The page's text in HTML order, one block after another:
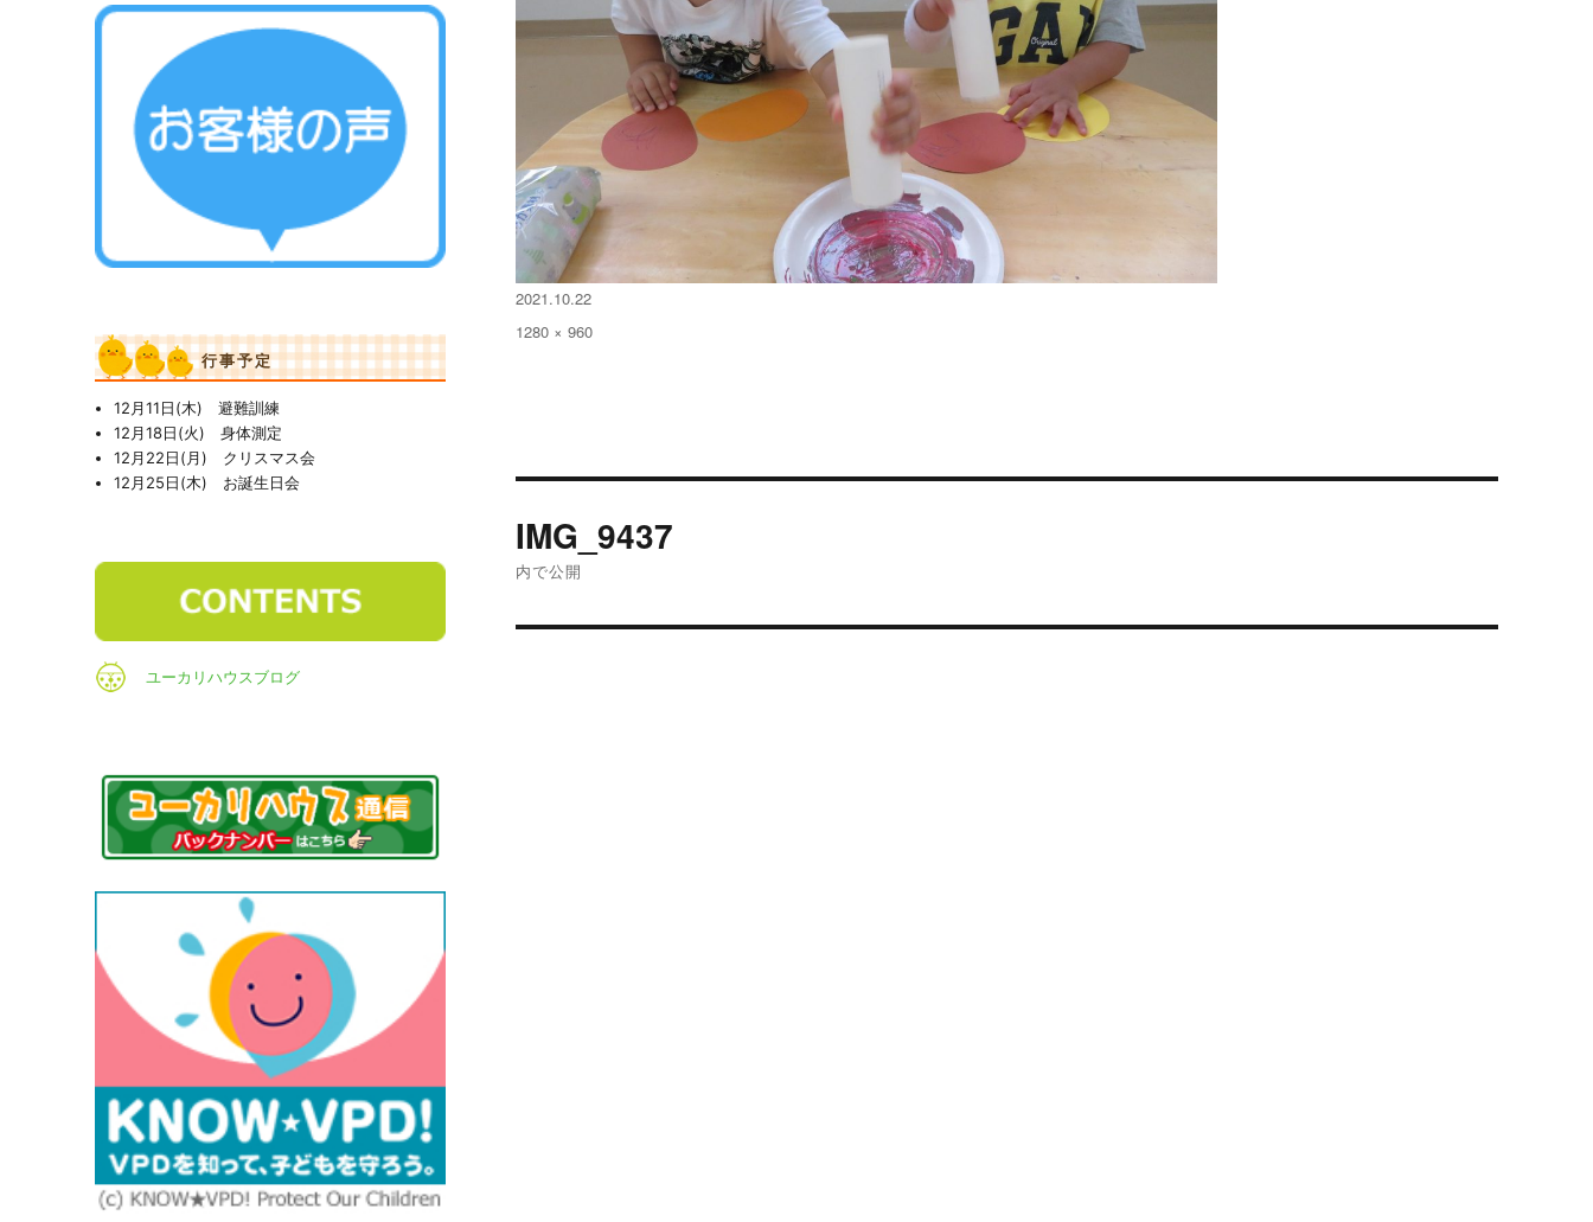
投
稿
2021.10.22
フ
1280 × 960
稿
IMG_9437
内で公開
行事予定
12月11日(木) 避難訓練
12月18日(火) 身体測定
12月22日(月) クリスマス会
12月25日(木) お誕生日会
ユーカリハウスブログ